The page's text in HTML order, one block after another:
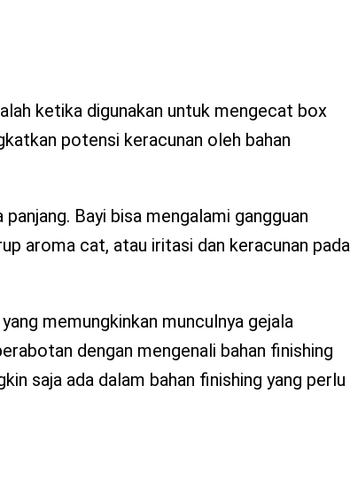
ketika digunakan untuk mengecat box
potensi keracunan oleh bahan
Bayi bisa mengalami gangguan
aroma cat, atau iritasi dan keracunan pada
memungkinkan munculnya gejala
dengan mengenali bahan finishing
saja ada dalam bahan finishing yang perlu